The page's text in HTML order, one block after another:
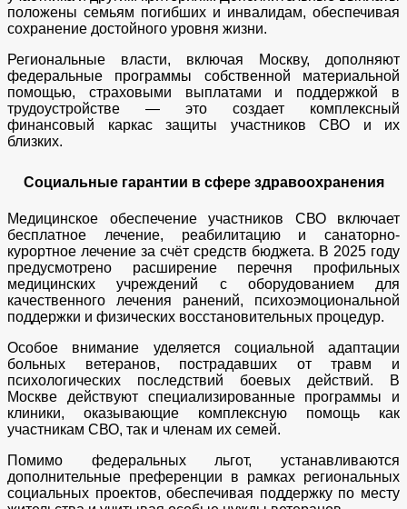
положены семьям погибших и инвалидам, обеспечивая
сохранение достойного уровня жизни.
Региональные власти, включая Москву, дополняют
федеральные программы собственной материальной
помощью, страховыми выплатами и поддержкой в
трудоустройстве — это создает комплексный
финансовый каркас защиты участников СВО и их
близких.
Социальные гарантии в сфере здравоохранения
Медицинское обеспечение участников СВО включает
бесплатное лечение, реабилитацию и санаторно-
курортное лечение за счёт средств бюджета. В 2025 году
предусмотрено расширение перечня профильных
медицинских учреждений с оборудованием для
качественного лечения ранений, психоэмоциональной
поддержки и физических восстановительных процедур.
Особое внимание уделяется социальной адаптации
больных ветеранов, пострадавших от травм и
психологических последствий боевых действий. В
Москве действуют специализированные программы и
клиники, оказывающие комплексную помощь как
участникам СВО, так и членам их семей.
Помимо федеральных льгот, устанавливаются
дополнительные преференции в рамках региональных
социальных проектов, обеспечивая поддержку по месту